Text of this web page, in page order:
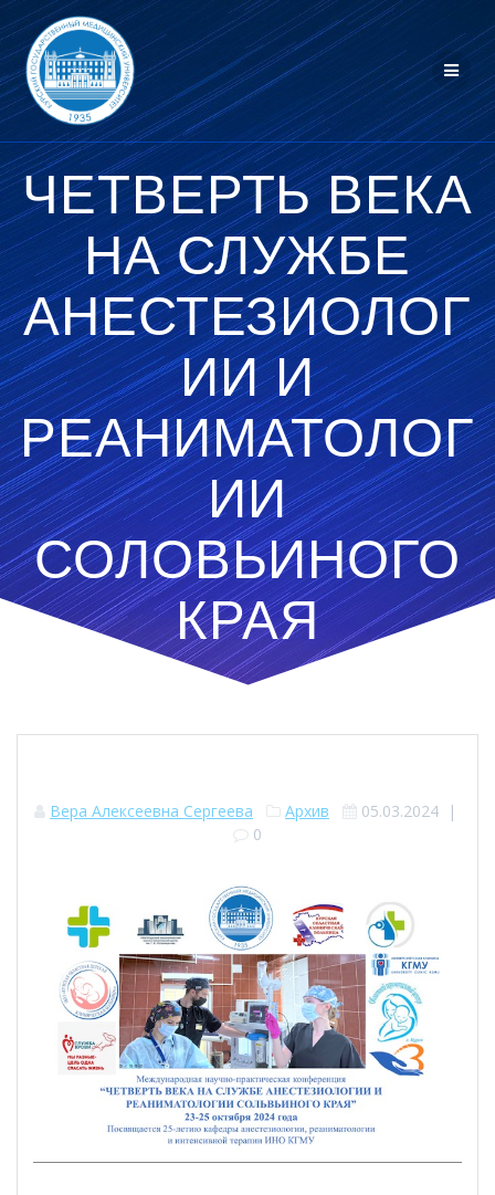
Перейти
контенту
ЧЕТВЕРТЬ ВЕКА
НА СЛУЖБЕ
АНЕСТЕЗИОЛОГ
ИИ И
РЕАНИМАТОЛОГ
ИИ
СОЛОВЬИНОГО
КРАЯ
Вера Алексеевна Сергеева Архив 05.03.2024 |
0